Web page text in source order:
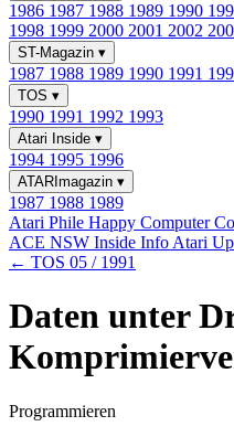
1986 1987 1988 1989 1990
1998 1999 2000 2001 2002
ST-Magazin ▾
1987 1988 1989 1990 1991
TOS ▾
1990 1991 1992 1993
Atari Inside ▾
1994 1995 1996
ATARImagazin ▾
1987 1988 1989
Atari Phile Happy Computer
ACE NSW Inside Info Atari
← TOS 05 / 1991
Daten unter
Programmieren